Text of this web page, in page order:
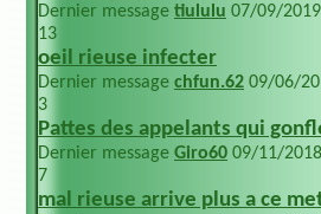
Dernier message tiululu 07/09/
13
oeil rieuse infecter
Dernier message chfun.62 09/06/
3
Pattes des appelants qui
Dernier message Giro60 09/11/
7
mal rieuse arrive plus a ce